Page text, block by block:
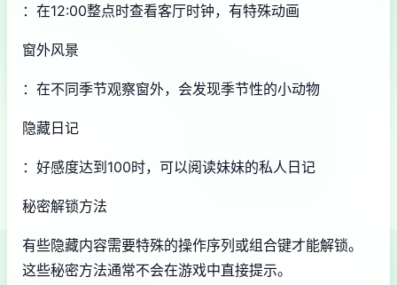
：在12:00整点时查看客厅时钟，有特殊动画
窗外风景
：在不同季节观察窗外，会发现季节性的小动物
隐藏日记
：好感度达到100时，可以阅读妹妹的私人日记
秘密解锁方法
有些隐藏内容需要特殊的操作序列或组合键才能解锁。
这些秘密方法通常不会在游戏中直接提示。